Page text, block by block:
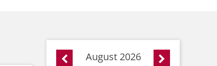
Vorherige Seite
August 2026 Nächste